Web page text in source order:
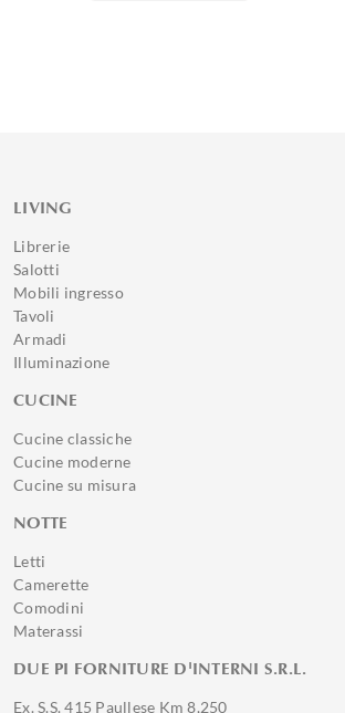
LIVING
Librerie
Salotti
Mobili ingresso
Tavoli
Armadi
Illuminazione
CUCINE
Cucine classiche
Cucine moderne
Cucine su misura
NOTTE
Letti
Camerette
Comodini
Materassi
DUE PI FORNITURE D'INTERNI S.R.L.
Ex. S.S. 415 Paullese Km 8,250